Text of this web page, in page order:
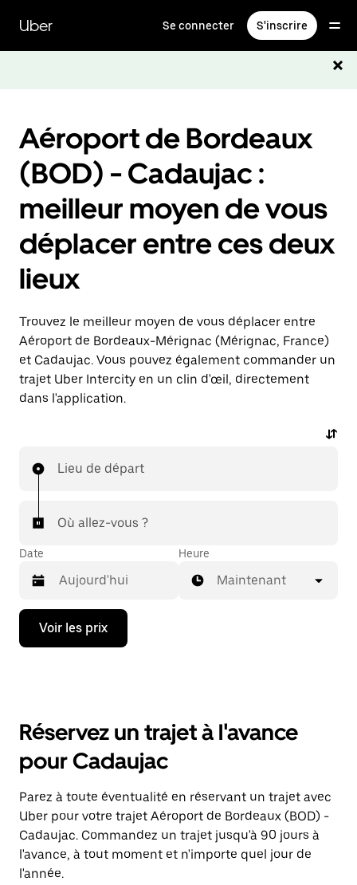
contenu
principal
Uber Se connecter S'inscrire
Aéroport de Bordeaux
(BOD) - Cadaujac :
meilleur moyen de vous
déplacer entre ces deux
lieux
Trouvez le meilleur moyen de vous déplacer entre
Aéroport de Bordeaux-Mérignac (Mérignac, France)
et Cadaujac. Vous pouvez également commander un
trajet Uber Intercity en un clin d'œil, directement
dans l'application.
Lieu de départ
Où allez-vous ?
Date
Appuyez
la
ouvrir
calendrier
et
sélectionner
une
date.
Appuyez
sur
la
touche
Heure
Maintenant
Voir les prix
Réservez un trajet à l'avance
pour Cadaujac
Parez à toute éventualité en réservant un trajet avec
Uber pour votre trajet Aéroport de Bordeaux (BOD) -
Cadaujac. Commandez un trajet jusqu'à 90 jours à
l'avance, à tout moment et n'importe quel jour de
l'année.